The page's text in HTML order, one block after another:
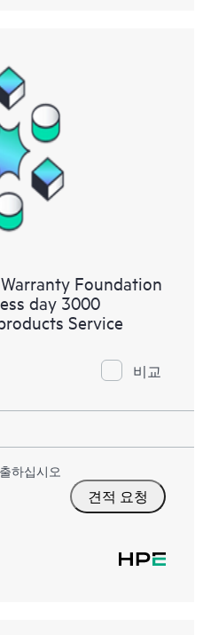
Foundation
day 3000
Service
비교
하십시오
견적 요청